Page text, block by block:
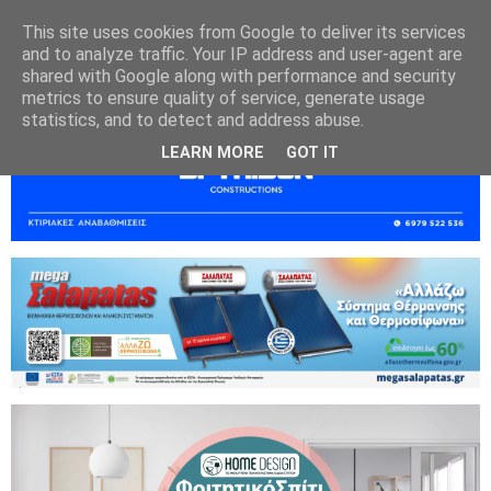
This site uses cookies from Google to deliver its services
and to analyze traffic. Your IP address and user-agent are
shared with Google along with performance and security
metrics to ensure quality of service, generate usage
statistics, and to detect and address abuse.
LEARN MORE GOT IT